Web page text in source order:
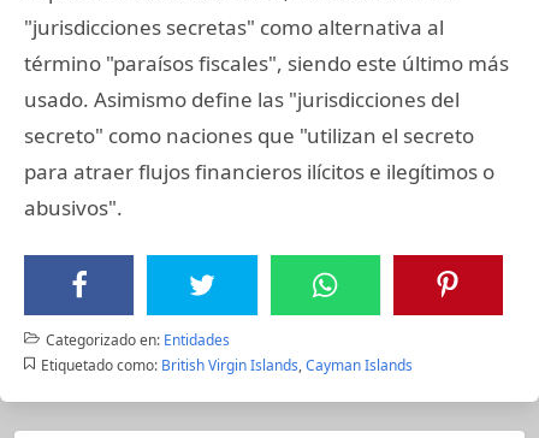
"jurisdicciones secretas" como alternativa al
término "paraísos fiscales", siendo este último más
usado. Asimismo define las "jurisdicciones del
secreto" como naciones que "utilizan el secreto
para atraer flujos financieros ilícitos e ilegítimos o
abusivos".
Categorizado en: Entidades
Etiquetado como: British Virgin Islands,Cayman Islands